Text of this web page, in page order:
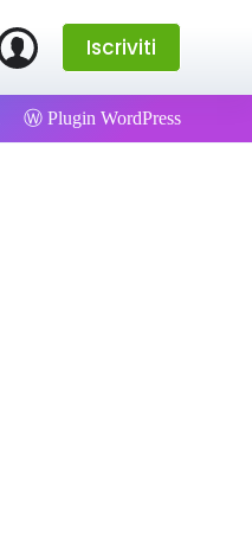
Iscriviti
Ⓦ Plugin WordPress